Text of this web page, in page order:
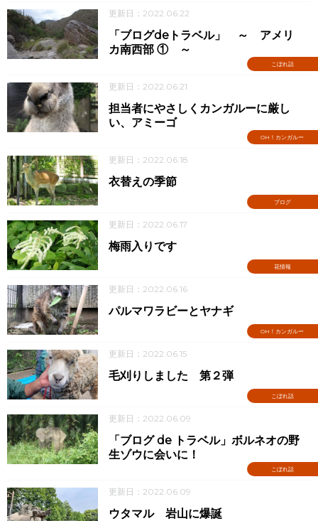
更新日：2022.06.22
こぼれ話
「ブログdeトラベル」 ～ アメリ
カ南西部 ① ～
更新日：2022.06.21
OH！カンガルー
担当者にやさしくカンガルーに厳し
い、アミーゴ
更新日：2022.06.18
ブログ
衣替えの季節
更新日：2022.06.17
花情報
梅雨入りです
更新日：2022.06.16
OH！カンガルー
パルマワラビーとヤナギ
更新日：2022.06.15
こぼれ話
毛刈りしました 第２弾
更新日：2022.06.09
こぼれ話
「ブログ de トラベル」ボルネオの野
生ゾウに会いに！
更新日：2022.06.09
ウタマル 岩山に爆誕